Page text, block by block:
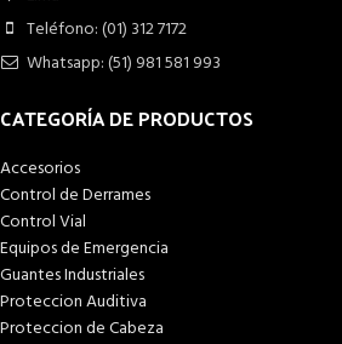
Teléfono: (01) 312 7172
Whatsapp: (51) 981 581 993
CATEGORÍA DE PRODUCTOS
Accesorios
Control de Derrames
Control Vial
Equipos de Emergencia
Guantes Industriales
Proteccion Auditiva
Proteccion de Cabeza